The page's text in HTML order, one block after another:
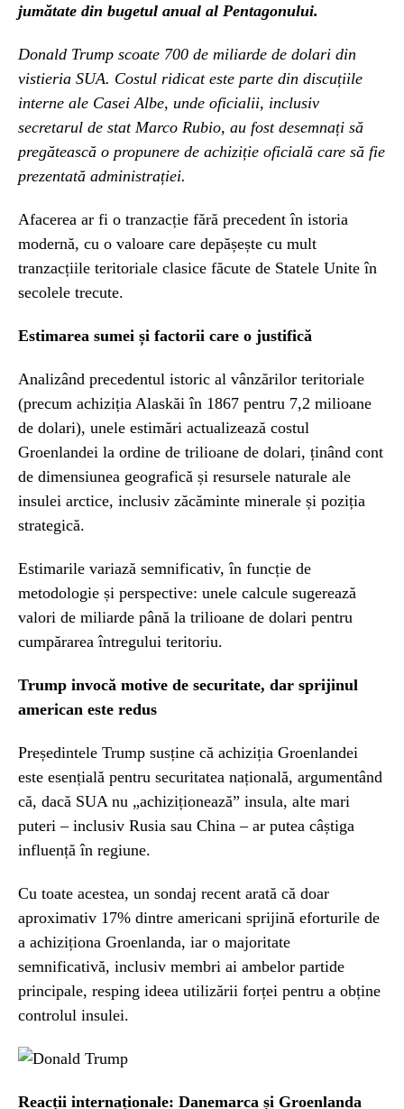
jumătate din bugetul anual al Pentagonului.
Donald Trump scoate 700 de miliarde de dolari din
vistieria SUA. Costul ridicat este parte din discuțiile
interne ale Casei Albe, unde oficialii, inclusiv
secretarul de stat Marco Rubio, au fost desemnați să
pregătească o propunere de achiziție oficială care să fie
prezentată administrației.
Afacerea ar fi o tranzacție fără precedent în istoria
modernă, cu o valoare care depășește cu mult
tranzacțiile teritoriale clasice făcute de Statele Unite în
secolele trecute.
Estimarea sumei și factorii care o justifică
Analizând precedentul istoric al vânzărilor teritoriale
(precum achiziția Alaskăi în 1867 pentru 7,2 milioane
de dolari), unele estimări actualizează costul
Groenlandei la ordine de trilioane de dolari, ținând cont
de dimensiunea geografică și resursele naturale ale
insulei arctice, inclusiv zăcăminte minerale și poziția
strategică.
Estimarile variază semnificativ, în funcție de
metodologie și perspective: unele calcule sugerează
valori de miliarde până la trilioane de dolari pentru
cumpărarea întregului teritoriu.
Trump invocă motive de securitate, dar sprijinul
american este redus
Președintele Trump susține că achiziția Groenlandei
este esențială pentru securitatea națională, argumentând
că, dacă SUA nu „achiziționează” insula, alte mari
puteri – inclusiv Rusia sau China – ar putea câștiga
influență în regiune.
Cu toate acestea, un sondaj recent arată că doar
aproximativ 17% dintre americani sprijină eforturile de
a achiziționa Groenlanda, iar o majoritate
semnificativă, inclusiv membri ai ambelor partide
principale, resping ideea utilizării forței pentru a obține
controlul insulei.
Reacții internaționale: Danemarca și Groenlanda